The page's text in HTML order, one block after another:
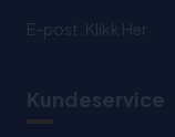
E-post: Klikk Her
Kundeservice